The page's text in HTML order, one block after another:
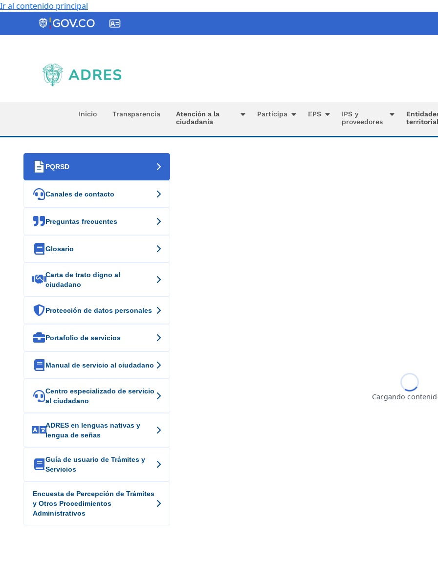
Ir al contenido principal
ADRES
Inicio Transparencia
Atención a la
ciudadanía
Participa EPS
IPS y
proveedores
 PQRSD
Canales de contacto
Preguntas frecuentes
Glosario
Carta de trato digno al
ciudadano
Protección de datos personales
Portafolio de servicios
 Manual de servicio al ciudadano
Centro especializado de servicio
al ciudadano
ADRES en lenguas nativas y
lengua de señas
Guía de usuario de Trámites y
Servicios
Encuesta de Percepción de Trámites
y Otros Procedimientos
Administrativos
Cargando